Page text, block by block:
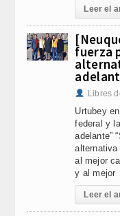
Leer el
fuerza
Libres
Urtubey
federal y
adelante”
al mejor
y al mejor
Leer el